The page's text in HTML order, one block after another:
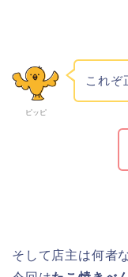
ピッピ
これぞ
そして店主は何者